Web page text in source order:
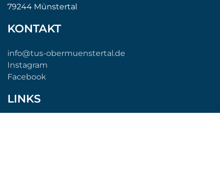
79244 Münstertal
KONTAKT
info@tus-obermuenstertal.de
Instagram
Facebook
LINKS